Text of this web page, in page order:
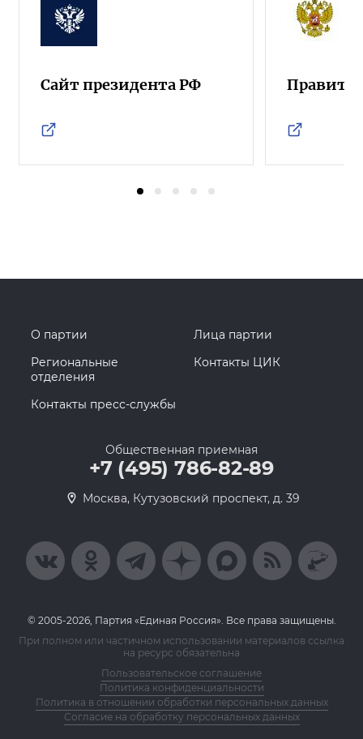
Сайт президента РФ
О партии
Лица партии
Региональные
отделения
Контакты ЦИК
Контакты пресс-службы
Общественная приемная
+7 (495) 786-82-89
Москва, Кутузовский проспект, д. 39
© 2005-2026, Партия «Единая Россия». Все права защищены.
При полном или частичном использовании материалов ссылка
на ресурс обязательна
Пользовательское соглашение
Политика конфиденциальности
Политика в отношении обработки персональных данных
Согласие на обработку персональных данных